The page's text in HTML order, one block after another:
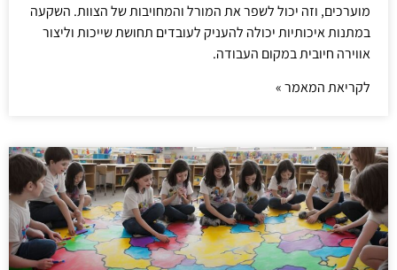
מוערכים, וזה יכול לשפר את המורל והמחויבות של הצוות. השקעה
במתנות איכותיות יכולה להעניק לעובדים תחושת שייכות וליצור
אווירה חיובית במקום העבודה.
לקריאת המאמר »